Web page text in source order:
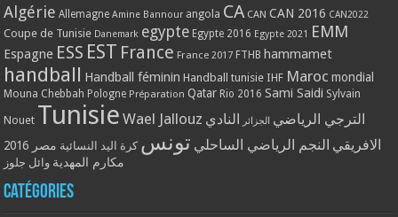
Algérie Allemagne Amine Bannour angola CA CAN CAN 2016 CAN2022
Coupe de Tunisie Danemark egypte Egypte 2016 Egypte 2021 EMM
Espagne ESS EST France France 2017 FTHB hammamet
handball Handball féminin Handball tunisie IHF Maroc mondial
Mouna Chebbah Pologne Préparation Qatar Rio 2016 Sami Saidi Sylvain
Nouet Tunisie Wael Jallouz الترجي الرياضي الجزائر
النادي
الافريقي النجم الرياضي الساحلي تونس كرة اليد النسائية مصر 2016
مكارم المهدية وائل جلوز
Catégories